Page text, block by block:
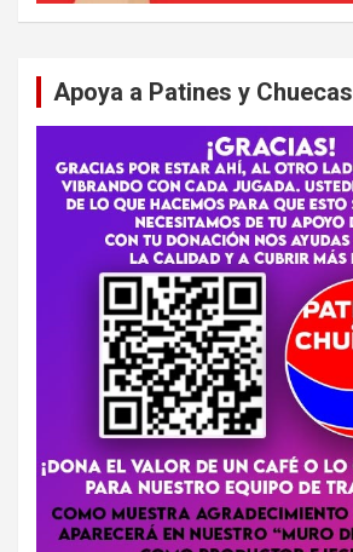
Apoya a Patines y Chuecas